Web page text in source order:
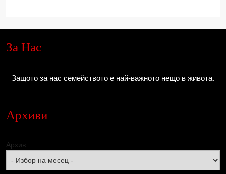
За Нас
Защото за нас семейството е най-важното нещо в живота.
Архиви
Архив